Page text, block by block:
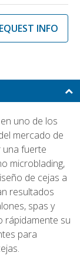
INFO
uno de los
mercado de
una fuerte
microblading,
de cejas a
resultados
spas y
rápidamente su
para